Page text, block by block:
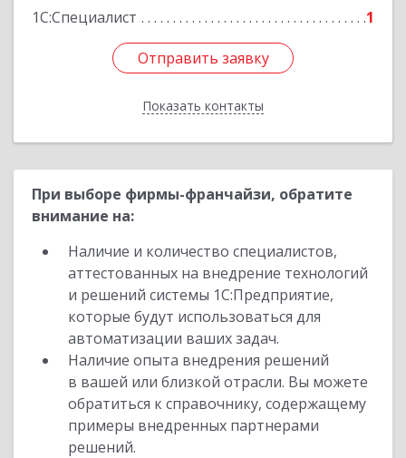
1С:Специалист
1
Отправить заявку
Показать контакты
Отправить заявку
Назад
При выборе фирмы-франчайзи, обратите
внимание на:
Наличие и количество специалистов,
аттестованных на внедрение технологий
и решений системы 1С:Предприятие,
которые будут использоваться для
автоматизации ваших задач.
Наличие опыта внедрения решений
в вашей или близкой отрасли. Вы можете
обратиться к справочнику, содержащему
примеры внедренных партнерами
решений.